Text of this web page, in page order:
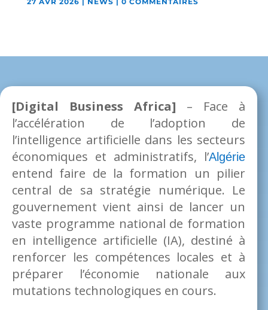
[Digital Business Africa] – Face à
l’accélération de l’adoption de
l’intelligence artificielle dans les secteurs
économiques et administratifs, l’Algérie
entend faire de la formation un pilier
central de sa stratégie numérique. Le
gouvernement vient ainsi de lancer un
vaste programme national de formation
en intelligence artificielle (IA), destiné à
renforcer les compétences locales et à
préparer l’économie nationale aux
mutations technologiques en cours.